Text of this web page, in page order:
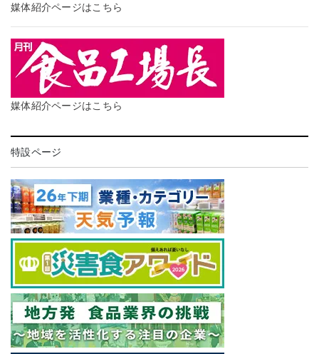
媒体紹介ページはこちら
媒体紹介ページはこちら
特設ページ